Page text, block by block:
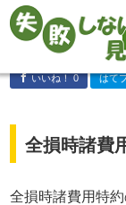
ページメニュー一
乗り換え(切り替
保険のプロ直伝
各保険会社・保険
年齢・車種別の
自動車保険の付随
いいね！ 0 はて
全損時諸費
全損時諸費用特